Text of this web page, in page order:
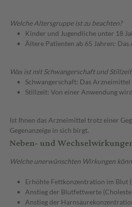
Welche Altersgruppe ist zu beachten?
Kinder und Jugendliche unter 18
Ältere Patienten ab 65 Jahren:
Was ist mit Schwangerschaft und
Schwangerschaft: Das
Stillzeit: Von einer Anwendung
Ist Ihnen das Arzneimittel trotz einer
Gegenanzeige in sich birgt.
Neben- und
Welche unerwünschten Wirkungen
Erhöhte Fettkonzentration im Blut
Anstieg der Blutfettwerte
Anstieg der